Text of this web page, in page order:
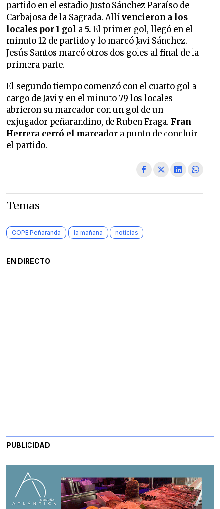
partido en el estadio Justo Sánchez Paraíso de
Carbajosa de la Sagrada. Allívencieron a los
locales por 1 gol a 5.El primer gol, llegó en el
minuto 12 de partido y lo marcó Javi Sánchez.
Jesús Santos marcó otros dos goles al final de la
primera parte.
El segundo tiempo comenzó con el cuarto gol a
cargo de Javi y en el minuto 79 los locales
abrieron su marcador con un gol de un
exjugador peñarandino, de Ruben Fraga. Fran
Herrera cerró el marcador a punto de concluir
el partido.
Temas
COPE Peñaranda la mañana noticias
EN DIRECTO
PUBLICIDAD